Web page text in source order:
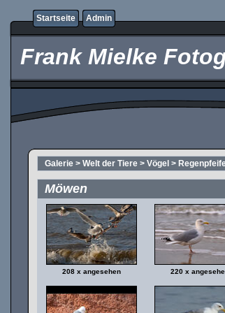
Startseite Admin
Frank Mielke
Galerie > Welt der Tiere > Vögel >
Möwen
208 x angesehen 220 x